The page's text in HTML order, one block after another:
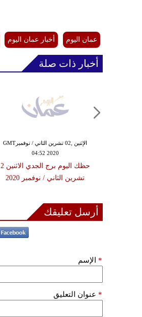
عمان اليوم أخبار عمان اليوم
أخبار ذات صلة
الإثنين ,02 تشرين الثاني / نوفمبرGMT
04:52 2020
حظك اليوم برج الجدي الاثنين 2
تشرين الثاني / نوفمبر 2020
أرسل تعليقك
الإسم *
عنوان التعليق *